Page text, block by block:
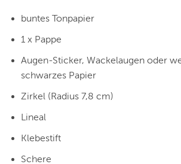
buntes Tonpapier
1 x Pappe
Augen-Sticker, Wackelaugen oder
schwarzes Papier
Zirkel (Radius 7,8 cm)
Lineal
Klebestift
Schere